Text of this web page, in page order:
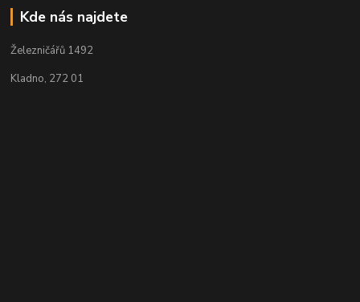
Kde nás najdete
Železničářů 1492
Kladno, 272 01